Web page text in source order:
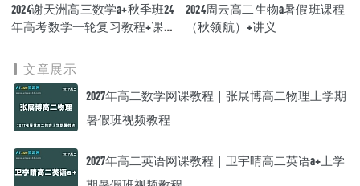
2024谢天洲高三数学a+秋季班24
年高考数学一轮复习教程+课
2024周云高二生物a暑假班课程
（秋领航）+讲义
文章展示
2027年高二数学网课教程｜张展博高二物理上学期
暑假班视频教程
2027年高二英语网课教程｜卫宇晴高二英语a+上学